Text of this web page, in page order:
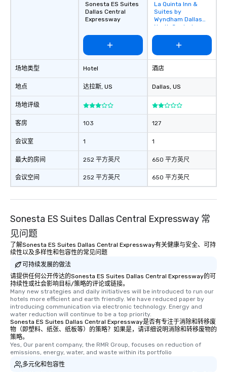
场地类型
地点
场地评级
客房
会议室
最大的房间
会议空间
Sonesta ES Suites
Dallas Central
Expressway
Hotel
达拉斯, US
103
1
252 平方英尺
252 平方英尺
Removed from
favorites
La Quinta Inn &
Suites by
Wyndham Dallas
North Central
酒店
Dallas, US
127
1
650 平方英尺
650 平方英尺
Sonesta ES Suites Dallas Central Expressway 常
见问题
了解Sonesta ES Suites Dallas Central Expressway有关健康与安全、可持
续性以及多样性和包容性的常见问题
可持续发展的做法
请提供任何公开传达的Sonesta ES Suites Dallas Central Expressway的可
持续性或社会影响目标/策略的评论或链接。
Many new strategies and daily initiatives will be introduced to run our
hotels more efficient and earth friendly. We have reduced paper by
introducing communication via electronic technology. Energy and
water reduction will continue to be a top priority.
Sonesta ES Suites Dallas Central Expressway是否有专注于消除和转移废
物（即塑料、纸张、纸板等）的策略？如果是，请详细说明消除和转移废物的
策略。
Yes, Our parent company, the RMR Group, focuses on reduction of
emissions, energy, water, and waste within its portfolio
多元化和包容性